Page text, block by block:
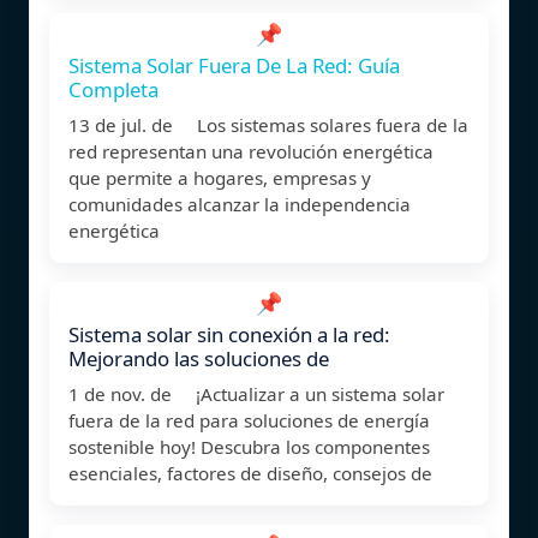
📌
Sistema Solar Fuera De La Red: Guía
Completa
13 de jul. de Los sistemas solares fuera de la
red representan una revolución energética
que permite a hogares, empresas y
comunidades alcanzar la independencia
energética
📌
Sistema solar sin conexión a la red:
Mejorando las soluciones de
1 de nov. de ¡Actualizar a un sistema solar
fuera de la red para soluciones de energía
sostenible hoy! Descubra los componentes
esenciales, factores de diseño, consejos de